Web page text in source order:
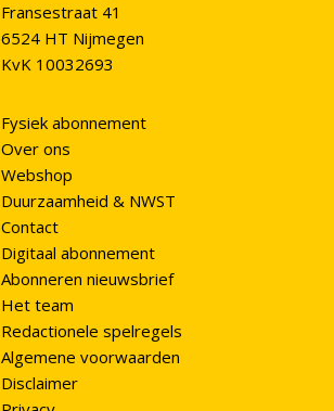
Fransestraat 41
6524 HT Nijmegen
KvK 10032693
Fysiek abonnement
Over ons
Webshop
Duurzaamheid & NWST
Contact
Digitaal abonnement
Abonneren nieuwsbrief
Het team
Redactionele spelregels
Algemene voorwaarden
Disclaimer